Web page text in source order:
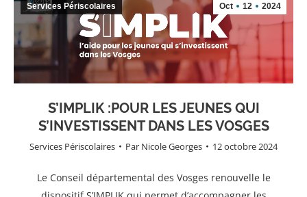
S’IMPLIK :POUR LES JEUNES QUI
S’INVESTISSENT DANS LES VOSGES
Services Périscolaires Par Nicole Georges 12 octobre 2024
Oct 12 2024
Services Périscolaires
Le Conseil départemental des Vosges renouvelle le